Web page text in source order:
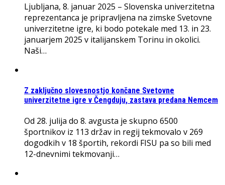
Ljubljana, 8. januar 2025 – Slovenska univerzitetna
reprezentanca je pripravljena na zimske Svetovne
univerzitetne igre, ki bodo potekale med 13. in 23.
januarjem 2025 v italijanskem Torinu in okolici.
Naši…
Z zaključno slovesnostjo končane Svetovne
univerzitetne igre v Čengduju, zastava predana Nemcem
Od 28. julija do 8. avgusta je skupno 6500
športnikov iz 113 držav in regij tekmovalo v 269
dogodkih v 18 športih, rekordi FISU pa so bili med
12-dnevnimi tekmovanji…